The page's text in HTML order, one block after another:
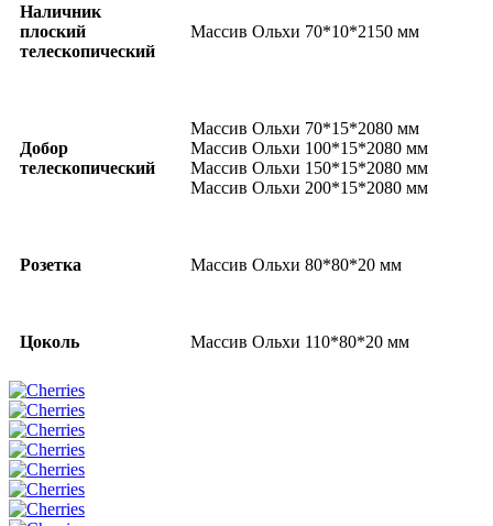
Наличник
плоский
телескопический
Массив Ольхи 70*10*2150 мм
Добор
телескопический
Массив Ольхи 70*15*2080 мм
Массив Ольхи 100*15*2080 мм
Массив Ольхи 150*15*2080 мм
Массив Ольхи 200*15*2080 мм
Розетка Массив Ольхи 80*80*20 мм
Цоколь Массив Ольхи 110*80*20 мм